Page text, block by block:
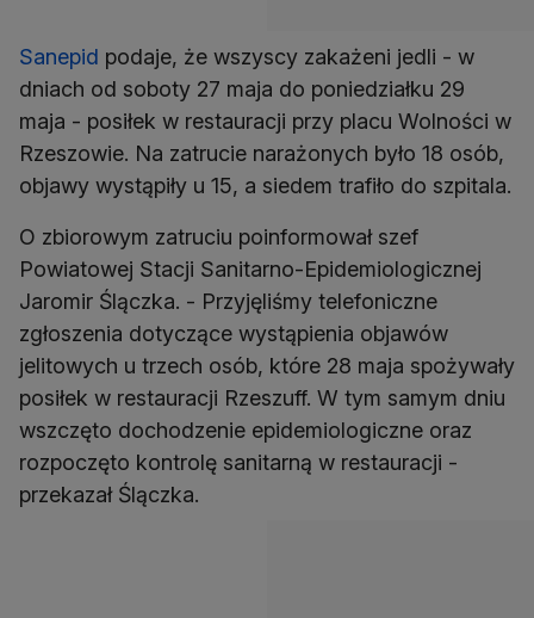
Sanepid podaje, że wszyscy zakażeni jedli - w
dniach od soboty 27 maja do poniedziałku 29
maja - posiłek w restauracji przy placu Wolności w
Rzeszowie. Na zatrucie narażonych było 18 osób,
objawy wystąpiły u 15, a siedem trafiło do szpitala.
O zbiorowym zatruciu poinformował szef
Powiatowej Stacji Sanitarno-Epidemiologicznej
Jaromir Ślączka. - Przyjęliśmy telefoniczne
zgłoszenia dotyczące wystąpienia objawów
jelitowych u trzech osób, które 28 maja spożywały
posiłek w restauracji Rzeszuff. W tym samym dniu
wszczęto dochodzenie epidemiologiczne oraz
rozpoczęto kontrolę sanitarną w restauracji -
przekazał Ślączka.